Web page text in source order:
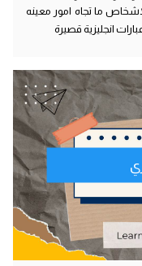
ما تجاه امور معينه
انجليزية قصيرة